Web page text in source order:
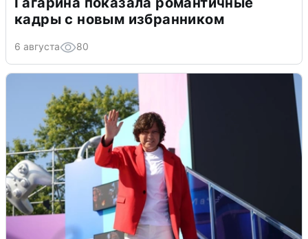
кадры с новым избранником
6 августа 80